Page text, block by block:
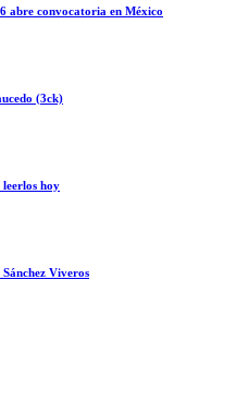
abre convocatoria en México
(3ck)
leerlos hoy
Viveros